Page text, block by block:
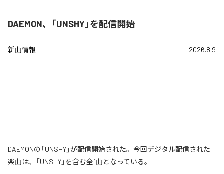
DAEMON、「UNSHY」を配信開始
新曲情報 2026.8.9
DAEMONの「UNSHY」が配信開始された。今回デジタル配信された
楽曲は、「UNSHY」を含む全1曲となっている。